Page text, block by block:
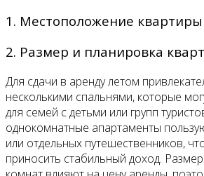
1. Местоположение квартиры
2. Размер и планировка
Для сдачи в аренду летом
несколькими спальнями, которые
для семей с детьми или групп
однокомнатные апартаменты
или отдельных путешественников,
приносить стабильный доход.